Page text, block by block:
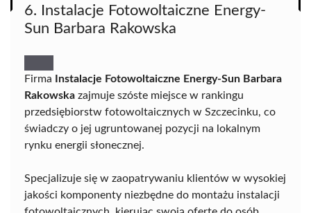
6. Instalacje Fotowoltaiczne Energy-
Sun Barbara Rakowska
Firma
Instalacje Fotowoltaiczne Energy-Sun Barbara
Rakowska zajmuje szóste miejsce w rankingu
przedsiębiorstw fotowoltaicznych w Szczecinku, co
świadczy o jej ugruntowanej pozycji na lokalnym
rynku energii słonecznej.
Specjalizuje się w zaopatrywaniu klientów w wysokiej
jakości komponenty niezbędne do montażu instalacji